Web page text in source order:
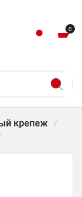
0
крепеж